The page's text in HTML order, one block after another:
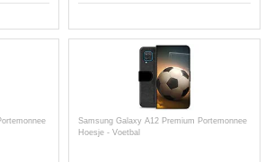
Samsung Galaxy A12 Premium Portemonnee
Hoesje - Voetbal